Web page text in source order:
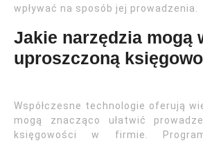
wpływać na sposób jej prowadzenia.
Jakie narzędzia mogą
uproszczoną
Współczesne technologie oferują
mogą znacząco ułatwić
księgowości w firmie.